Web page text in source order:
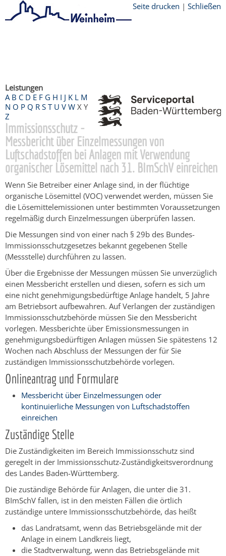
Seite drucken | Schließen
Leistungen
A B C D E F G H I J K L M
N O P Q R S T U V W X Y
Z
Immissionsschutz -
Messbericht über Einzelmessungen von
Luftschadstoffen bei Anlagen mit Verwendung
organischer Lösemittel nach 31. BImSchV einreichen
Wenn Sie Betreiber einer Anlage sind, in der flüchtige
organische Lösemittel (VOC) verwendet werden, müssen Sie
die Lösemittelemissionen unter bestimmten Voraussetzungen
regelmäßig durch Einzelmessungen überprüfen lassen.
Die Messungen sind von einer nach § 29b des Bundes-
Immissionsschutzgesetzes bekannt gegebenen Stelle
(Messstelle) durchführen zu lassen.
Über die Ergebnisse der Messungen müssen Sie unverzüglich
einen Messbericht erstellen und diesen, sofern es sich um
eine nicht genehmigungsbedürftige Anlage handelt, 5 Jahre
am Betriebsort aufbewahren. Auf Verlangen der zuständigen
Immissionsschutzbehörde müssen Sie den Messbericht
vorlegen. Messberichte über Emissionsmessungen in
genehmigungsbedürftigen Anlagen müssen Sie spätestens 12
Wochen nach Abschluss der Messungen der für Sie
zuständigen Immissionsschutzbehörde vorlegen.
Onlineantrag und Formulare
Messbericht über Einzelmessungen oder
kontinuierliche Messungen von Luftschadstoffen
einreichen
Zuständige Stelle
Die Zuständigkeiten im Bereich Immissionsschutz sind
geregelt in der Immissionsschutz-Zuständigkeitsverordnung
des Landes Baden-Württemberg.
Die zuständige Behörde für Anlagen, die unter die 31.
BImSchV fallen, ist in den meisten Fällen die örtlich
zuständige untere Immissionsschutzbehörde, das heißt
das Landratsamt, wenn das Betriebsgelände mit der
Anlage in einem Landkreis liegt,
die Stadtverwaltung, wenn das Betriebsgelände mit